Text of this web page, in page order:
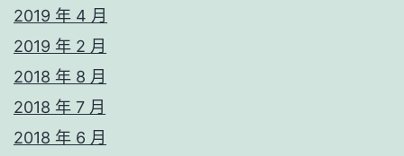
2019 年 4 月
2019 年 2 月
2018 年 8 月
2018 年 7 月
2018 年 6 月